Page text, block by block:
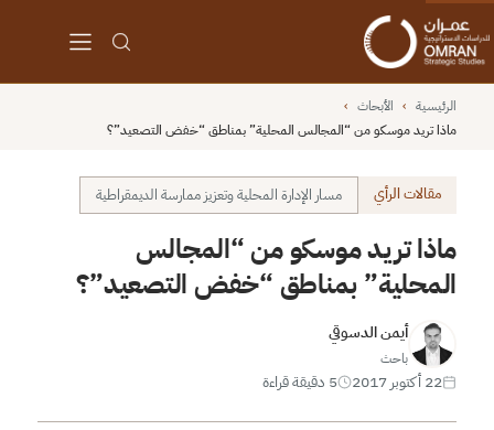
الرئيسية › الأبحاث ›
ماذا تريد موسكو من “المجالس المحلية” بمناطق “خفض التصعيد”؟
مقالات الرأي مسار الإدارة المحلية وتعزيز ممارسة الديمقراطية
ماذا تريد موسكو من “المجالس
المحلية” بمناطق “خفض التصعيد”؟
أيمن الدسوقي
باحث
22 أكتوبر 2017 5 دقيقة قراءة